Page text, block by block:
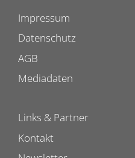
Impressum
Datenschutz
AGB
Mediadaten
Links & Partner
Kontakt